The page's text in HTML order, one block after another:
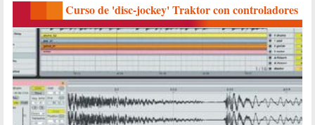
Curso de 'disc-jockey' Traktor con controladores